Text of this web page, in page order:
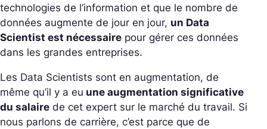
technologies de l’information et que le nombre de
données augmente de jour en jour, un Data
Scientist est nécessaire pour gérer ces données
dans les grandes entreprises.
Les Data Scientists sont en augmentation, de
même qu’il y a eu une augmentation significative
du salaire de cet expert sur le marché du travail. Si
nous parlons de carrière, c’est parce que de